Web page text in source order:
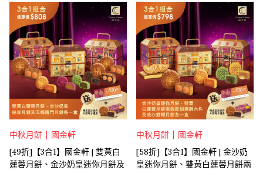
中秋月餅 | 國金軒
[49折]【3合1】國金軒 | 雙黃白
蓮蓉月餅、金沙奶皇迷你月餅及
中秋月餅 | 國金軒
[58折]【3合1】國金軒 | 金沙奶
皇迷你月餅、雙黃白蓮蓉月餅兩